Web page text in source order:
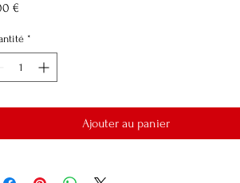
€
*
Ajouter au panier